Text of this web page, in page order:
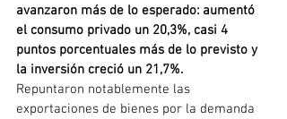
avanzaron más de lo esperado: aumentó
el consumo privado un 20,3%, casi 4
puntos porcentuales más de lo previsto y
la inversión creció un 21,7%.
Repuntaron notablemente las
exportaciones de bienes por la demanda